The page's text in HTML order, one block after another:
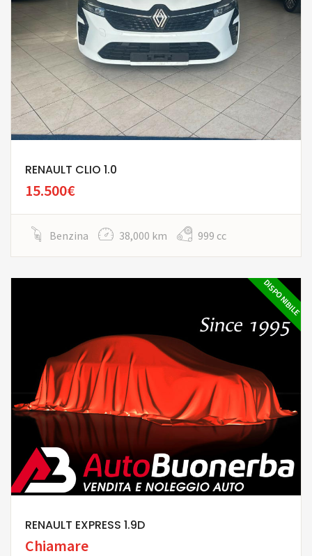
RENAULT CLIO 1.0
15.500€
Benzina 38,000 km 999 cc
DISPONIBILE
RENAULT EXPRESS 1.9D
Chiamare